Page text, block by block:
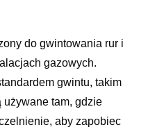
do gwintowania rur i
gazowych.
gwintu, takim
używane tam, gdzie
aby zapobiec